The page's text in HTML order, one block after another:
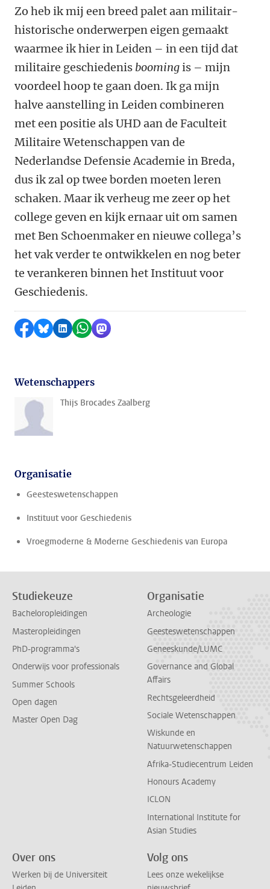
Zo heb ik mij een breed palet aan militair-
historische onderwerpen eigen gemaakt
waarmee ik hier in Leiden – in een tijd dat
militaire geschiedenis boomingis – mijn
voordeel hoop te gaan doen. Ik ga mijn
halve aanstelling in Leiden combineren
met een positie als UHD aan de Faculteit
Militaire Wetenschappen van de
Nederlandse Defensie Academie in Breda,
dus ik zal op twee borden moeten leren
schaken. Maar ik verheug me zeer op het
college geven en kijk ernaar uit om samen
met Ben Schoenmaker en nieuwe collega’s
het vak verder te ontwikkelen en nog beter
te verankeren binnen het Instituut voor
Geschiedenis.
Delen op Facebook
Delen via Bluesky
Delen op LinkedIn
Delen via WhatsApp
Delen via Mastodon
Wetenschappers
Thijs Brocades Zaalberg
Organisatie
Geesteswetenschappen
Instituut voor Geschiedenis
Vroegmoderne & Moderne Geschiedenis van Europa
Studiekeuze
Bacheloropleidingen
Masteropleidingen
PhD-programma's
Onderwijs voor professionals
Summer Schools
Open dagen
Master Open Dag
Organisatie
Archeologie
Geesteswetenschappen
Geneeskunde/LUMC
Governance and Global
Affairs
Rechtsgeleerdheid
Sociale Wetenschappen
Wiskunde en
Natuurwetenschappen
Afrika-Studiecentrum Leiden
Honours Academy
ICLON
International Institute for
Asian Studies
Over ons
Werken bij de Universiteit
Volg ons
Lees onze wekelijkse